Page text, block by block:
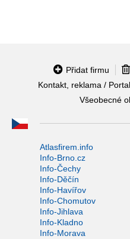
Přidat firmu
Kontakt, reklama /
Všeobecné
Atlasfirem.info
Info-Brno.cz
Info-Čechy
Info-Děčín
Info-Havířov
Info-Chomutov
Info-Jihlava
Info-Kladno
Info-Morava